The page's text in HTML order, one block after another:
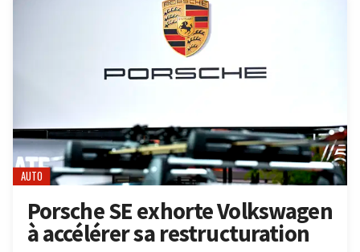
AUTO
Porsche SE exhorte Volkswagen
à accélérer sa restructuration